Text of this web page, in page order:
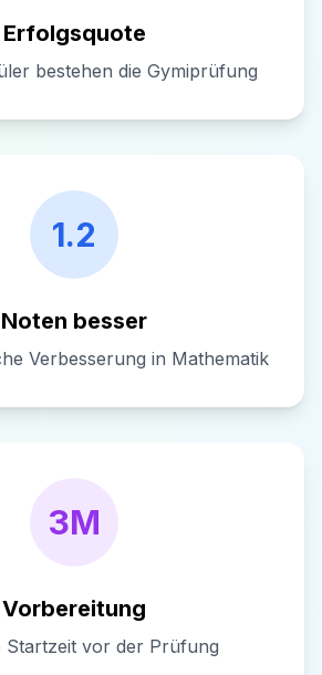
Erfolgsquote
bestehen die Gymiprüfung
1.2
Noten besser
Verbesserung in Mathematik
3M
Vorbereitung
Startzeit vor der Prüfung